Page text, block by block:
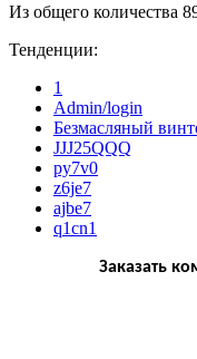
Из общего количества
Тенденции:
1
Admin/login
Безмасляный
JJJ25QQQ
py7v0
z6je7
ajbe7
q1cn1
Заказать